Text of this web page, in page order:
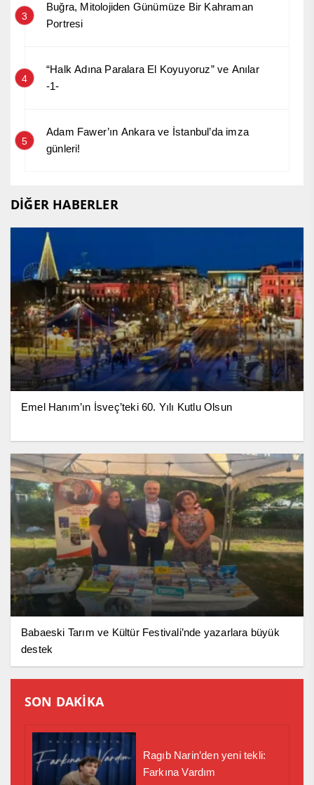
3
Buğra, Mitolojiden Günümüze Bir Kahraman
Portresi
4
“Halk Adına Paralara El Koyuyoruz” ve Anılar
-1-
5
Adam Fawer’ın Ankara ve İstanbul’da imza
günleri!
DİĞER HABERLER
Emel Hanım’ın İsveç’teki 60. Yılı Kutlu Olsun
Babaeski Tarım ve Kültür Festivali’nde yazarlara büyük
destek
SON DAKİKA
Ragıb Narin’den yeni tekli:
Farkına Vardım